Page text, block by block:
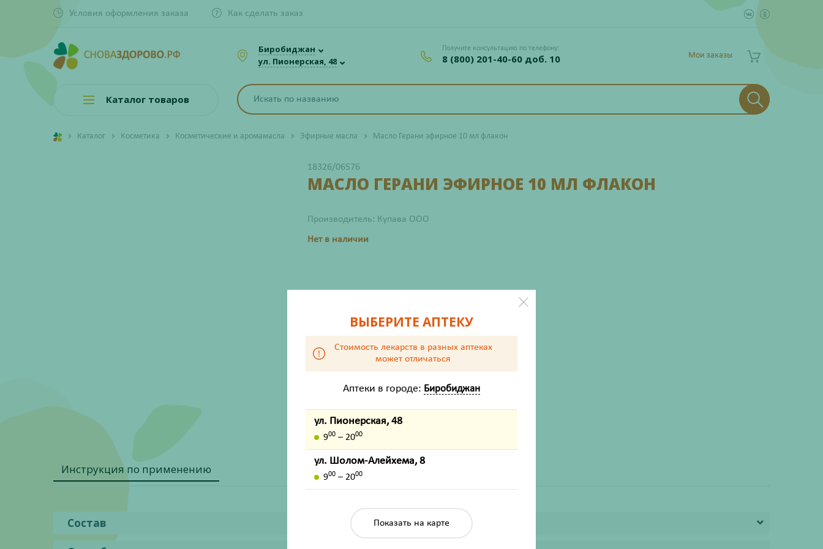
Условия оформления заказа Как сделать заказ
Биробиджан
ул. Пионерская, 48
Получите консультацию по телефону:
8 (800) 201-40-60 доб. 10 Мои заказы
Каталог товаров
Каталог Косметика Косметические и аромамасла Эфирные масла Масло Герани эфирное 10 мл флакон
18326/06576
МАСЛО ГЕРАНИ ЭФИРНОЕ 10 МЛ ФЛАКОН
Производитель: Купава ООО
Нет в наличии
ХАРАКТЕРИСТИКИ
Производитель
Купава ООО
Жизненно важный
Инструкция по применению
Состав
ВЫБЕРИТЕ АПТЕКУ
Стоимость лекарств в разных аптеках
может отличаться
Аптеки в городе: Биробиджан
ул. Пионерская, 48
900 – 2000
ул. Шолом-Алейхема, 8
900 – 2000
Показать на карте